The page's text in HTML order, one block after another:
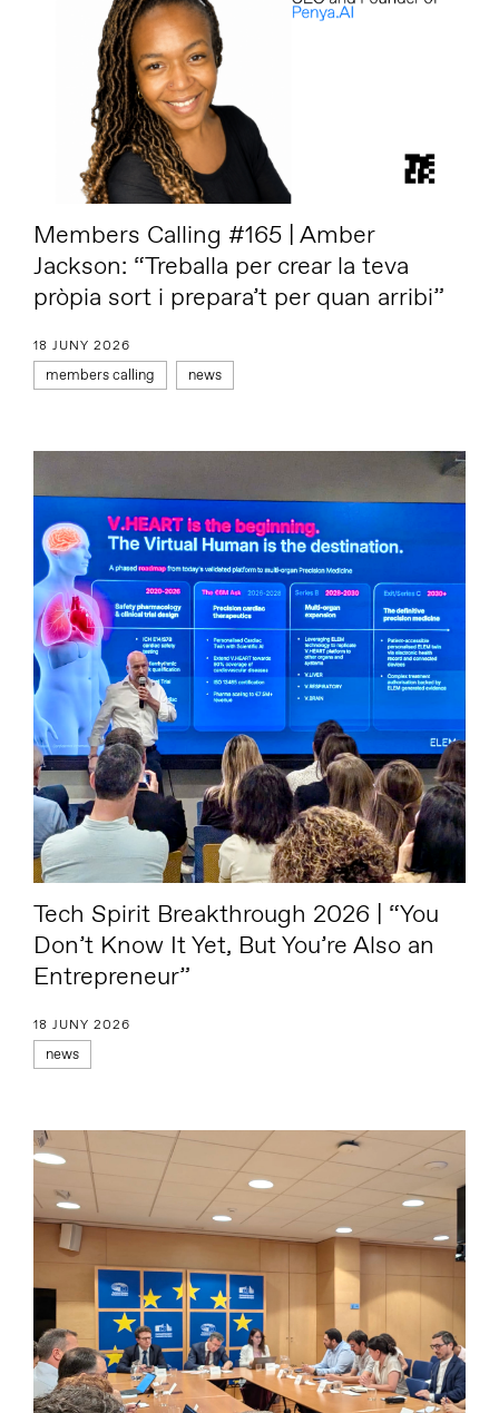
Members Calling #165 | Amber
Jackson: “Treballa per crear la teva
pròpia sort i prepara’t per quan arribi”
18 JUNY 2026
members calling news
Tech Spirit Breakthrough 2026 | “You
Don’t Know It Yet, But You’re Also an
Entrepreneur”
18 JUNY 2026
news